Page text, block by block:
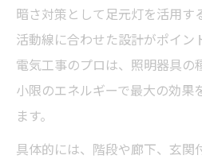
暗さ対策として足元灯を活用す
活動線に合わせた設計がポイン
電気工事のプロは、照明器具の
小限のエネルギーで最大の効果
ます。
具体的には、階段や廊下、玄関